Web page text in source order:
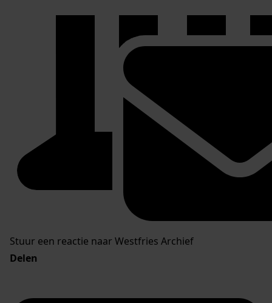
Stuur een reactie naar Westfries Archief
Delen